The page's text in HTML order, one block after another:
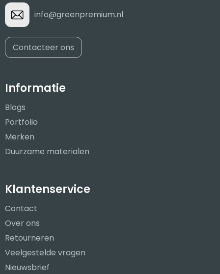
info@greenpremium.nl
Contacteer ons
Informatie
Blogs
Portfolio
Merken
Duurzame materialen
Klantenservice
Contact
Over ons
Retourneren
Veelgestelde vragen
Nieuwsbrief